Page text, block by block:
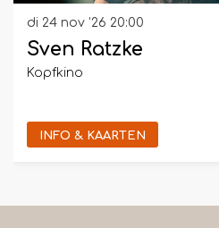
Sven Ratzke
Kopfkino
di 24 nov ’26 20:00
INFO & KAARTEN